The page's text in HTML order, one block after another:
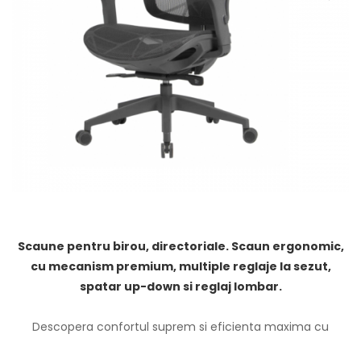
Scaune pentru birou, directoriale. Scaun ergonomic,
cu mecanism premium, multiple reglaje la sezut,
spatar up-down si reglaj lombar.
Descopera confortul suprem si eficienta maxima cu